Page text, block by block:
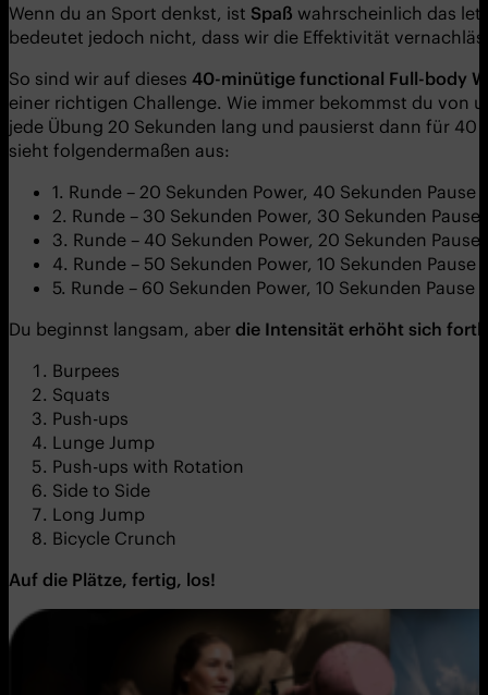
Wenn du an Sport denkst, ist Spaß wahrscheinlich das
bedeutet jedoch nicht, dass wir die Effektivität
So sind wir auf dieses 40-minütige functional Full-body W
einer richtigen Challenge. Wie immer bekommst du von
jede Übung 20 Sekunden lang und pausierst dann für 40
sieht folgendermaßen aus:
1. Runde – 20 Sekunden Power, 40 Sekunden Pause
2. Runde – 30 Sekunden Power, 30 Sekunden Pause
3. Runde – 40 Sekunden Power, 20 Sekunden Pause
4. Runde – 50 Sekunden Power, 10 Sekunden Pause
5. Runde – 60 Sekunden Power, 10 Sekunden Pause
Du beginnst langsam, aber die Intensität erhöht sich
Burpees
Squats
Push-ups
Lunge Jump
Push-ups with Rotation
Side to Side
Long Jump
Bicycle Crunch
Auf die Plätze, fertig, los!